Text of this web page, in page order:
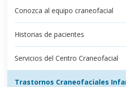
Conozca al equipo craneofacial
Historias de pacientes
Servicios del Centro Craneofacial
Trastornos Craneofaciales